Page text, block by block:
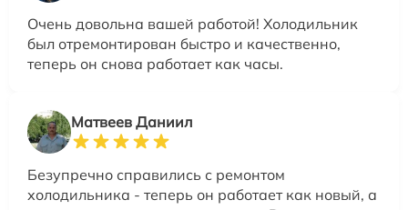
Очень довольна вашей работой! Холодильник
был отремонтирован быстро и качественно,
теперь он снова работает как часы.
Матвеев Даниил
Безупречно справились с ремонтом
холодильника - теперь он работает как новый, а